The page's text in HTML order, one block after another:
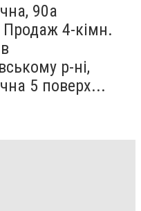
90а
Продаж 4-кімн.
р-ні,
5 поверх...